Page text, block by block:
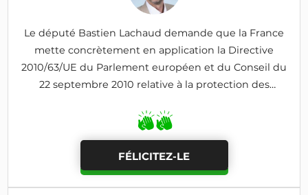
Le député Bastien Lachaud demande que la France
mette concrètement en application la Directive
2010/63/UE du Parlement européen et du Conseil du
22 septembre 2010 relative à la protection des
FÉLICITEZ-LE